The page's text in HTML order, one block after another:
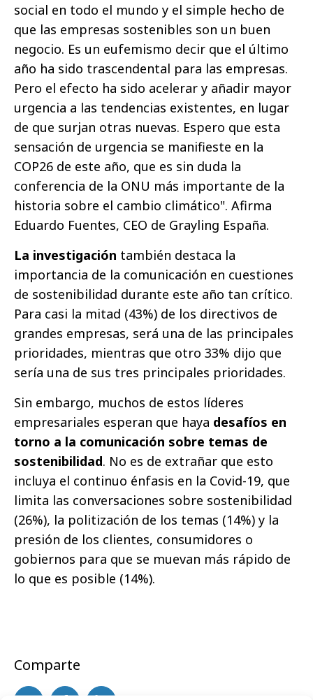
social en todo el mundo y el simple hecho de
que las empresas sostenibles son un buen
negocio. Es un eufemismo decir que el último
año ha sido trascendental para las empresas.
Pero el efecto ha sido acelerar y añadir mayor
urgencia a las tendencias existentes, en lugar
de que surjan otras nuevas. Espero que esta
sensación de urgencia se manifieste en la
COP26 de este año, que es sin duda la
conferencia de la ONU más importante de la
historia sobre el cambio climático". Afirma
Eduardo Fuentes, CEO de Grayling España.
La investigación también destaca la
importancia de la comunicación en cuestiones
de sostenibilidad durante este año tan crítico.
Para casi la mitad (43%) de los directivos de
grandes empresas, será una de las principales
prioridades, mientras que otro 33% dijo que
sería una de sus tres principales prioridades.
Sin embargo, muchos de estos líderes
empresariales esperan que haya desafíos en
torno a la comunicación sobre temas de
sostenibilidad. No es de extrañar que esto
incluya el continuo énfasis en la Covid-19, que
limita las conversaciones sobre sostenibilidad
(26%), la politización de los temas (14%) y la
presión de los clientes, consumidores o
gobiernos para que se muevan más rápido de
lo que es posible (14%).
Comparte